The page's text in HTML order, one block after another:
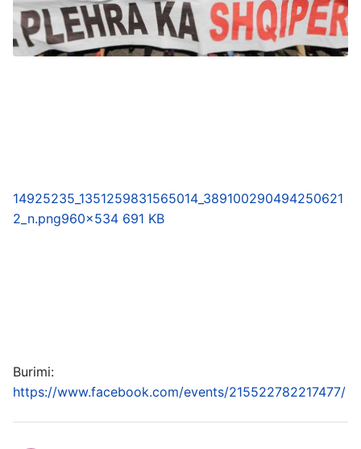
14925235_1351259831565014_389100290494250621
2_n.png960×534 691 KB
Burimi:
https://www.facebook.com/events/215522782217477/